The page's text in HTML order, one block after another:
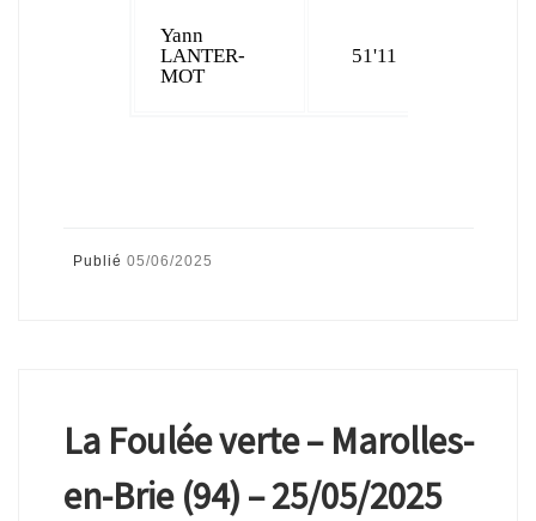
Yann
LANTER-
MOT
51'11
Publié 05/06/2025
La Foulée verte – Marolles-
en-Brie (94) – 25/05/2025